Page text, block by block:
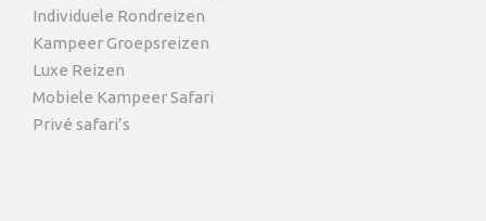
Individuele Rondreizen
Kampeer Groepsreizen
Luxe Reizen
Mobiele Kampeer Safari
Privé safari’s